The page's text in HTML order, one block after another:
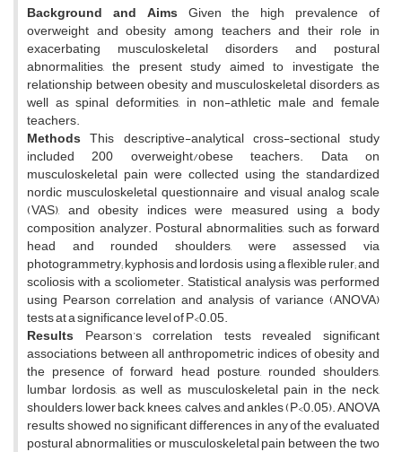
Background and Aims Given the high prevalence of
overweight and obesity among teachers and their role in
exacerbating musculoskeletal disorders and postural
abnormalities, the present study aimed to investigate the
relationship between obesity and musculoskeletal disorders, as
well as spinal deformities, in non-athletic male and female
teachers.
MethodsThis descriptive-analytical cross-sectional study
included 200 overweight/obese teachers. Data on
musculoskeletal pain were collected using the standardized
nordic musculoskeletal questionnaire and visual analog scale
(VAS), and obesity indices were measured using a body
composition analyzer. Postural abnormalities, such as forward
head and rounded shoulders, were assessed via
photogrammetry; kyphosis and lordosis using a flexible ruler; and
scoliosis with a scoliometer. Statistical analysis was performed
using Pearson correlation and analysis of variance (ANOVA)
tests at a significance level of P<0.05.
Results Pearson’s correlation tests revealed significant
associations between all anthropometric indices of obesity and
the presence of forward head posture, rounded shoulders,
lumbar lordosis, as well as musculoskeletal pain in the neck,
shoulders, lower back, knees, calves, and ankles (P<0.05). ANOVA
results showed no significant differences in any of the evaluated
postural abnormalities or musculoskeletal pain between the two